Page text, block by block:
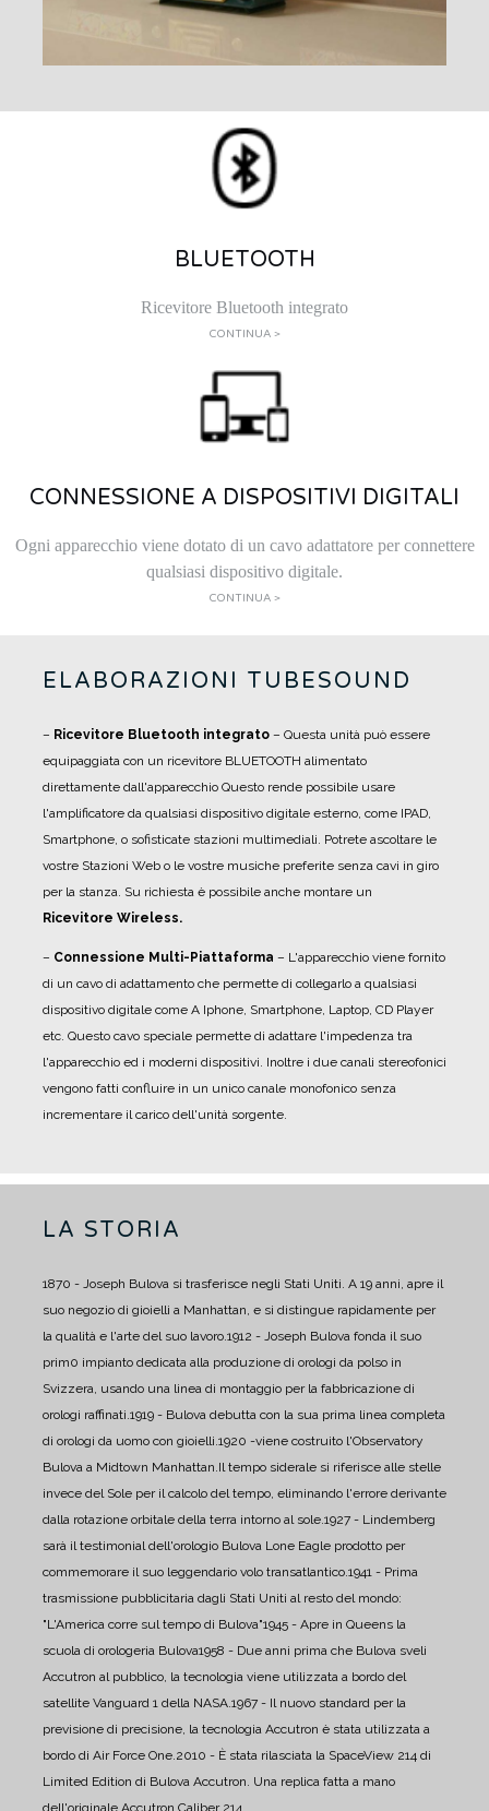
BLUETOOTH
Ricevitore Bluetooth integrato
CONTINUA >
CONNESSIONE A DISPOSITIVI DIGITALI
Ogni apparecchio viene dotato di un cavo adattatore per connettere
qualsiasi dispositivo digitale.
CONTINUA >
ELABORAZIONI TUBESOUND
– Ricevitore Bluetooth integrato – Questa unità può essere
equipaggiata con un ricevitore BLUETOOTH alimentato
direttamente dall'apparecchio Questo rende possibile usare
l'amplificatore da qualsiasi dispositivo digitale esterno, come IPAD,
Smartphone, o sofisticate stazioni multimediali. Potrete ascoltare le
vostre Stazioni Web o le vostre musiche preferite senza cavi in giro
per la stanza. Su richiesta è possibile anche montare un
Ricevitore Wireless.
– Connessione Multi-Piattaforma – L'apparecchio viene fornito
di un cavo di adattamento che permette di collegarlo a qualsiasi
dispositivo digitale come A Iphone, Smartphone, Laptop, CD Player
etc. Questo cavo speciale permette di adattare l'impedenza tra
l'apparecchio ed i moderni dispositivi. Inoltre i due canali stereofonici
vengono fatti confluire in un unico canale monofonico senza
incrementare il carico dell'unità sorgente.
LA STORIA
1870 - Joseph Bulova si trasferisce negli Stati Uniti. A 19 anni, apre il
suo negozio di gioielli a Manhattan, e si distingue rapidamente per
la qualità e l'arte del suo lavoro.1912 - Joseph Bulova fonda il suo
prim0 impianto dedicata alla produzione di orologi da polso in
Svizzera, usando una linea di montaggio per la fabbricazione di
orologi raffinati.1919 - Bulova debutta con la sua prima linea completa
di orologi da uomo con gioielli.1920 -viene costruito l'Observatory
Bulova a Midtown Manhattan.Il tempo siderale si riferisce alle stelle
invece del Sole per il calcolo del tempo, eliminando l'errore derivante
dalla rotazione orbitale della terra intorno al sole.1927 - Lindemberg
sarà il testimonial dell'orologio Bulova Lone Eagle prodotto per
commemorare il suo leggendario volo transatlantico.1941 - Prima
trasmissione pubblicitaria dagli Stati Uniti al resto del mondo:
"L'America corre sul tempo di Bulova"1945 - Apre in Queens la
scuola di orologeria Bulova1958 - Due anni prima che Bulova sveli
Accutron al pubblico, la tecnologia viene utilizzata a bordo del
satellite Vanguard 1 della NASA.1967 - Il nuovo standard per la
previsione di precisione, la tecnologia Accutron è stata utilizzata a
bordo di Air Force One.2010 - È stata rilasciata la SpaceView 214 di
Limited Edition di Bulova Accutron. Una replica fatta a mano
dell'originale Accutron Caliber 214.